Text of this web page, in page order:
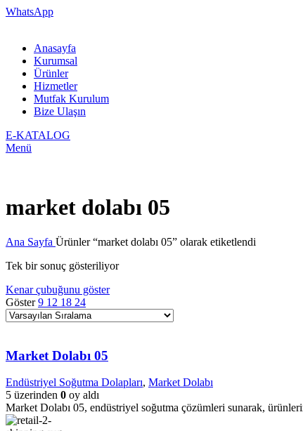
WhatsApp
Anasayfa
Kurumsal
Ürünler
Hizmetler
Mutfak Kurulum
Bize Ulaşın
E-KATALOG
Menü
market dolabı 05
Ana Sayfa Ürünler “market dolabı 05” olarak etiketlendi
Tek bir sonuç gösteriliyor
Kenar çubuğunu göster
Göster9 12 18 24
Market Dolabı 05
Endüstriyel Soğutma Dolapları, Market Dolabı
5 üzerinden 0 oy aldı
Market Dolabı 05, endüstriyel soğutma çözümleri sunarak,